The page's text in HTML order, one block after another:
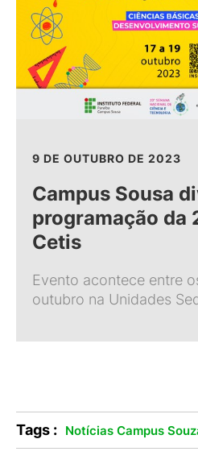
9 DE OUTUBRO DE 2023
Campus Sousa
programação da
Cetis
Evento acontece entre
outubro na Unidades
Tags : Notícias Campus